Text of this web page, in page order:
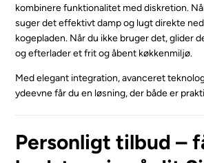
kombinere funktionalitet med diskretion.
suger det effektivt damp og lugt direkte
kogepladen. Når du ikke bruger det, glider
og efterlader et frit og åbent køkkenmiljø.
Med elegant integration, avanceret
ydeevne får du en løsning, der både er
Personligt tilbud –